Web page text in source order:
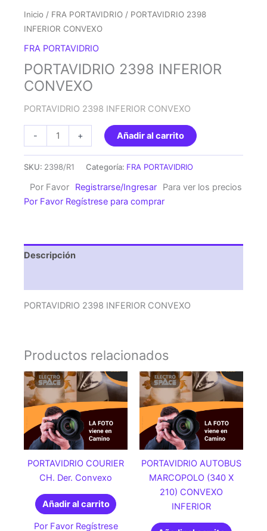
Inicio / FRA PORTAVIDRIO / PORTAVIDRIO 2398
INFERIOR CONVEXO
FRA PORTAVIDRIO
PORTAVIDRIO 2398 INFERIOR
CONVEXO
PORTAVIDRIO 2398 INFERIOR CONVEXO
-
PORTAVIDRIO
2398
CONVEXO
cantidad
+ Añadir al carrito
SKU: 2398/R1 Categoría: FRA PORTAVIDRIO
Por Favor Registrarse/Ingresar
Para ver los precios
Por Favor Regístrese para comprar
Descripción
PORTAVIDRIO 2398 INFERIOR CONVEXO
Productos relacionados
PORTAVIDRIO COURIER
CH. Der. Convexo
Añadir al carrito
Por Favor Regístrese
PORTAVIDRIO AUTOBUS
MARCOPOLO (340 X
210) CONVEXO
INFERIOR